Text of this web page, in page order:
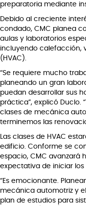
preparatoria mediante
Debido al creciente
condado, CMC planea
aulas y laboratorios
incluyendo calefacción,
(HVAC).
“Se requiere mucho
planeando un gran
puedan desarrollar sus
práctica”, explicó Duclo.
clases de mecánica
terminemos las
Las clases de HVAC
edificio. Conforme se
espacio, CMC avanzará
expectativa de iniciar los
“Es emocionante.
mecánica automotriz y
plan de estudios para